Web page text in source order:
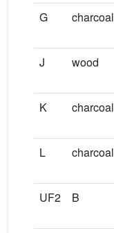
G
charcoal
J
wood
K
charcoal
L
charcoal
UF2
B